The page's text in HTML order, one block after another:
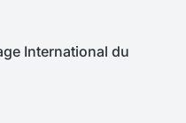
International du